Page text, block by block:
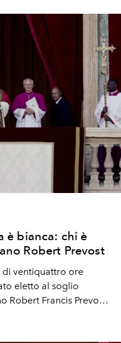
Tom Cruise, in
Mission: Impossible
, al debutto come
Phoenix
è bianca: chi è
Robert Prevost
di ventiquattro ore
eletto al soglio
Robert Francis Prevost.
Urbi et Orbi come